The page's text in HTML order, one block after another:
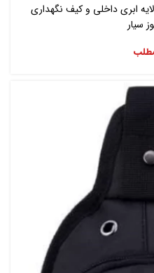
ابری داخلی و کیف نگهداری
سیار